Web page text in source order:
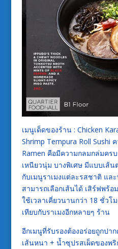
เมนูเด็ดของร้าน : Chicken
Shrimp Tempura Roll Sushi
Ramen คือมีความกลมกล่มคร
เหนียวนุ่ม บางพิเศษ มีแบบเส้น
กับเมนูราเมงแต่ละรสชาติ แล
สามารถเลือกเส้นได้ เสิร์ฟพร้
ใช้เวลาเคี่ยวนานกว่า 18 ชั่ว
เทียบกับราเมงอีกหลายๆ ร้าน
อีกเมนูที่รับรองต้องอร่อยถูกปา
เส้นหนา + น้ำซุปรสเผ็ดของพ